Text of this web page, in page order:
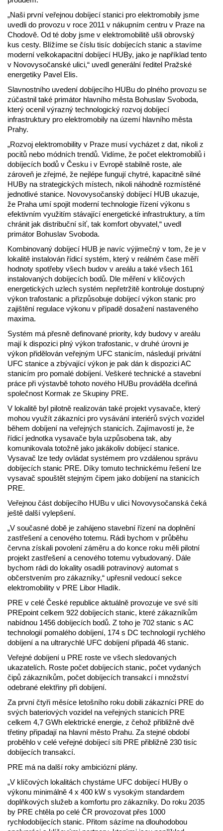
„Naši první veřejnou dobíjecí stanici pro elektromobily jsme
uvedli do provozu v roce 2011 v nákupním centru v Praze na
Chodově. Od té doby jsme v elektromobilitě ušli obrovský
kus cesty. Blížíme se číslu tisíc dobíjecích stanic a stavíme
moderní velkokapacitní dobíjecí HUBy, jako je například tento
v Novovysočanské ulici,“ uvedl generální ředitel Pražské
energetiky Pavel Elis.
Slavnostního uvedení dobíjecího HUBu do plného provozu se
zúčastnil také primátor hlavního města Bohuslav Svoboda,
který ocenil výrazný technologický rozvoj dobíjecí
infrastruktury pro elektromobily na území hlavního města
Prahy.
„Rozvoj elektromobility v Praze musí vycházet z dat, nikoli z
pocitů nebo módních trendů. Vidíme, že počet elektromobilů i
dobíjecích bodů v Česku i v Evropě stabilně roste, ale
zároveň je zřejmé, že nejlépe fungují chytré, kapacitně silné
HUBy na strategických místech, nikoli náhodně rozmístěné
jednotlivé stanice. Novovysočanský dobíjecí HUB ukazuje,
že Praha umí spojit moderní technologie řízení výkonu s
efektivním využitím stávající energetické infrastruktury, a tím
chránit jak distribuční síť, tak komfort obyvatel,“ uvedl
primátor Bohuslav Svoboda.
Kombinovaný dobíjecí HUB je navíc výjimečný v tom, že je v
lokalitě instalován řídicí systém, který v reálném čase měří
hodnoty spotřeby všech budov v areálu a také všech 161
instalovaných dobíjecích bodů. Dle měření v klíčových
energetických uzlech systém nepřetržitě kontroluje dostupný
výkon trafostanic a přizpůsobuje dobíjecí výkon stanic pro
zajištění regulace výkonu v případě dosažení nastaveného
maxima.
Systém má přesně definované priority, kdy budovy v areálu
mají k dispozici plný výkon trafostanic, v druhé úrovni je
výkon přidělován veřejným UFC stanicím, následují privátní
UFC stanice a zbývající výkon je pak dán k dispozici AC
stanicím pro pomalé dobíjení. Veškeré technické a stavební
práce při výstavbě tohoto nového HUBu prováděla dceřiná
společnost Kormak ze Skupiny PRE.
V lokalitě byl pilotně realizován také projekt vysavače, který
mohou využít zákazníci pro vysávání interiérů svých vozidel
během dobíjení na veřejných stanicích. Zajímavostí je, že
řídicí jednotka vysavače byla uzpůsobena tak, aby
komunikovala totožně jako jakákoliv dobíjecí stanice.
Vysavač lze tedy ovládat systémem pro vzdálenou správu
dobíjecích stanic PRE. Díky tomuto technickému řešení lze
vysavač spouštět stejným čipem jako dobíjení na stanicích
PRE.
Veřejnou část dobíjecího HUBu v ulici Novovysočanská čeká
ještě další vylepšení.
„V současné době je zahájeno stavební řízení na doplnění
zastřešení a cenového totemu. Rádi bychom v průběhu
června získali povolení záměru a do konce roku měli pilotní
projekt zastřešení a cenového totemu vybudovaný. Dále
bychom rádi do lokality osadili potravinový automat s
občerstvením pro zákazníky,“ upřesnil vedoucí sekce
elektromobility v PRE Libor Hladík.
PRE v celé České republice aktuálně provozuje ve své síti
PREpoint celkem 922 dobíjecích stanic, které zákazníkům
nabídnou 1456 dobíjecích bodů. Z toho je 702 stanic s AC
technologií pomalého dobíjení, 174 s DC technologií rychlého
dobíjení a na ultrarychlé UFC dobíjení připadá 46 stanic.
Veřejné dobíjení u PRE roste ve všech sledovaných
ukazatelích. Roste počet dobíjecích stanic, počet vydaných
čipů zákazníkům, počet dobíjecích transakcí i množství
odebrané elektřiny při dobíjení.
Za první čtyři měsíce letošního roku dobili zákazníci PRE do
svých bateriových vozidel na veřejných stanicích PRE
celkem 4,7 GWh elektrické energie, z čehož přibližně dvě
třetiny připadají na hlavní město Prahu. Za stejné období
proběhlo v celé veřejné dobíjecí síti PRE přibližně 230 tisíc
dobíjecích transakcí.
PRE má na další roky ambiciózní plány.
„V klíčových lokalitách chystáme UFC dobíjecí HUBy o
výkonu minimálně 4 x 400 kW s vysokým standardem
doplňkových služeb a komfortu pro zákazníky. Do roku 2035
by PRE chtěla po celé ČR provozovat přes 1000
rychlodobíjecích stanic. Přitom sázíme na dlouhodobou